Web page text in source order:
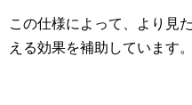
この仕様によって、より見
える効果を補助しています。